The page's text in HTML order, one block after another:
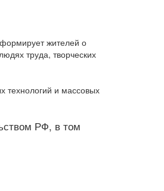
жителей о
труда, творческих
технологий и массовых
РФ, в том